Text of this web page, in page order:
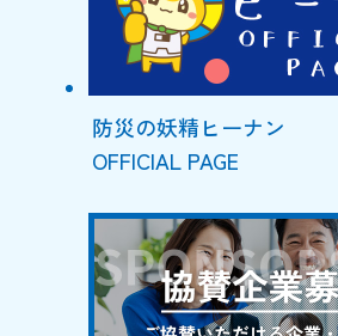
防災の妖精ヒーナン
OFFICIAL PAGE